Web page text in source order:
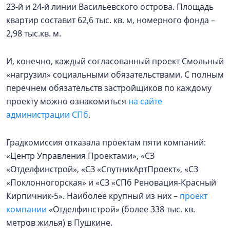
23-й и 24-й линии Васильевского острова. Площадь
квартир составит 62,6 тыс. кв. м, номерного фонда –
2,98 тыс.кв. м.
И, конечно, каждый согласованный проект Смольный
«нагрузил» социальными обязательствами. С полным
перечнем обязательств застройщиков по каждому
проекту можно ознакомиться на сайте
администрации СПб.
Градкомиссия отказала проектам пяти компаний:
«Центр Управления Проектами», «СЗ
«Отделфинстрой», «СЗ «СпутникАртПроект», «СЗ
«Поклонногорская» и «СЗ «СПб Реновация-Красный
Кирпичник-5». Наиболее крупный из них – проект
компании «Отделфинстрой» (более 338 тыс. кв.
метров жилья) в Пушкине.